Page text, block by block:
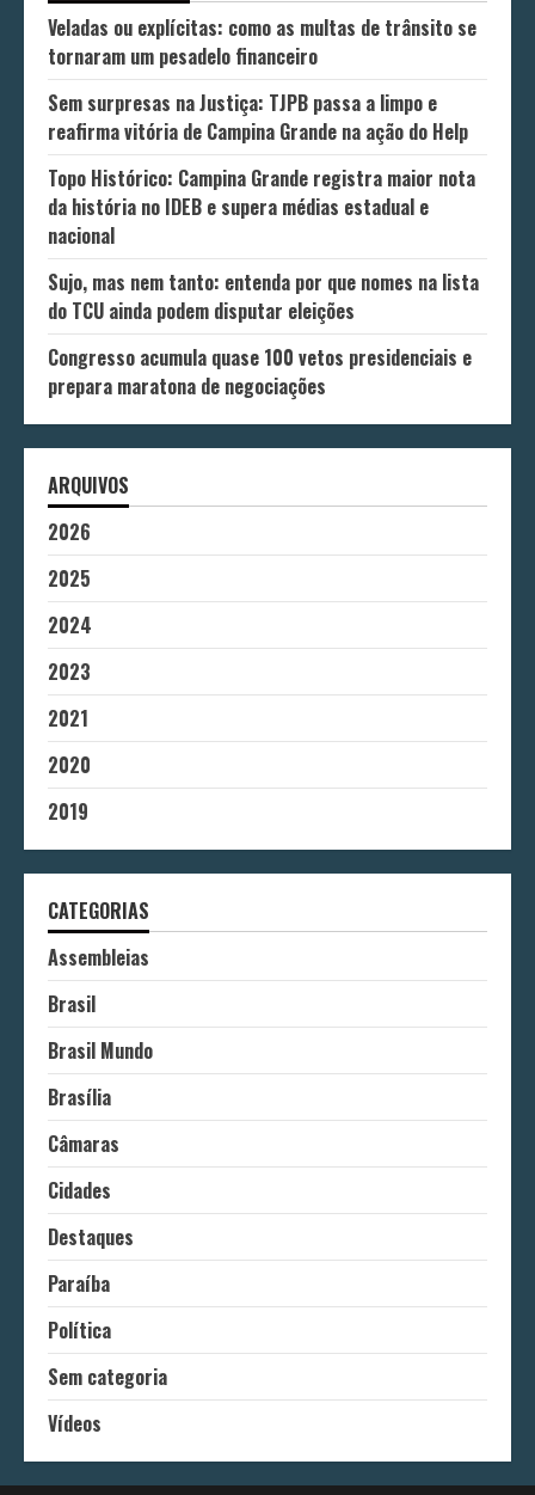
Veladas ou explícitas: como as multas de trânsito se
tornaram um pesadelo financeiro
Sem surpresas na Justiça: TJPB passa a limpo e
reafirma vitória de Campina Grande na ação do Help
Topo Histórico: Campina Grande registra maior nota
da história no IDEB e supera médias estadual e
nacional
Sujo, mas nem tanto: entenda por que nomes na lista
do TCU ainda podem disputar eleições
Congresso acumula quase 100 vetos presidenciais e
prepara maratona de negociações
ARQUIVOS
2026
2025
2024
2023
2021
2020
2019
CATEGORIAS
Assembleias
Brasil
Brasil Mundo
Brasília
Câmaras
Cidades
Destaques
Paraíba
Política
Sem categoria
Vídeos